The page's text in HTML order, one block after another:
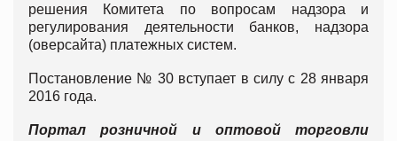
решения Комитета по вопросам надзора и
регулирования деятельности банков, надзора
(оверсайта) платежных систем.
Постановление № 30 вступает в силу с 28 января
2016 года.
Портал розничной и оптовой торговли